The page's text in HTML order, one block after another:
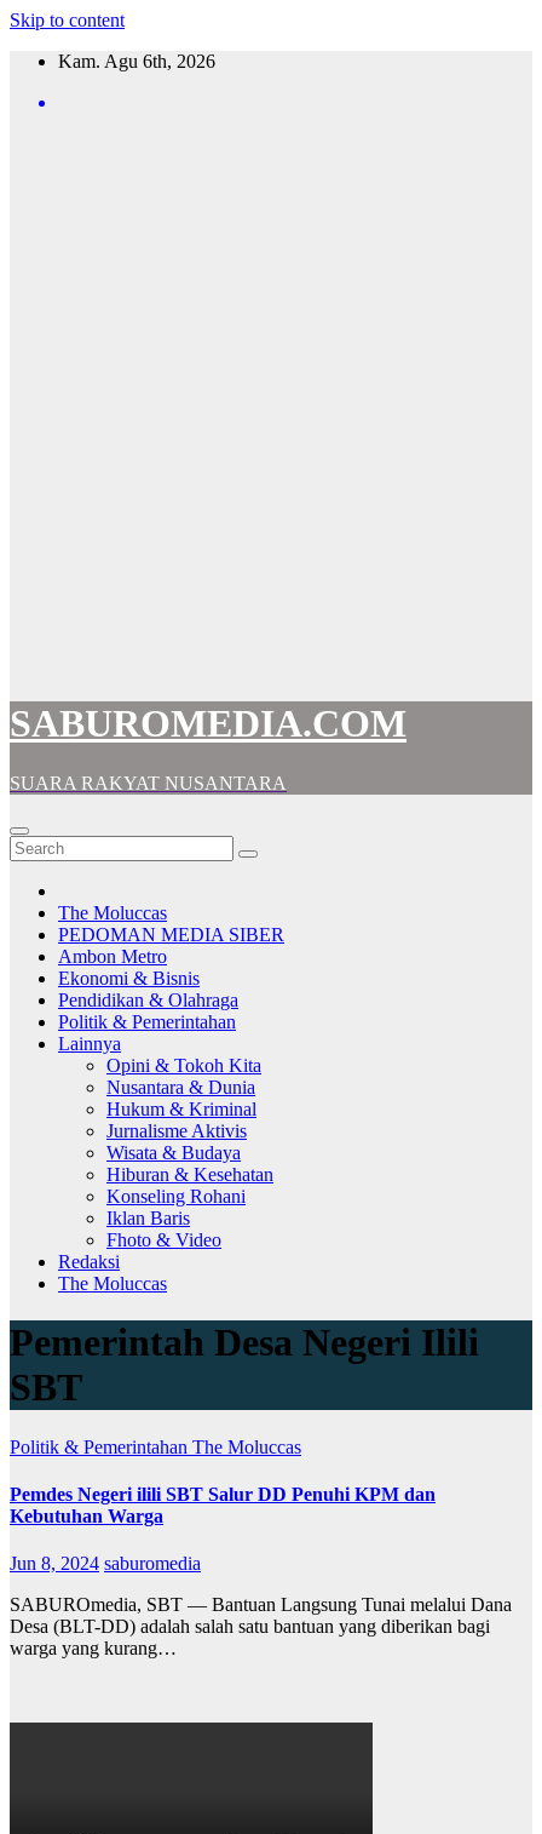
Skip to content
Kam. Agu 6th, 2026
SABUROMEDIA.COM
SUARA RAKYAT NUSANTARA
The Moluccas
PEDOMAN MEDIA SIBER
Ambon Metro
Ekonomi & Bisnis
Pendidikan & Olahraga
Politik & Pemerintahan
Lainnya
Opini & Tokoh Kita
Nusantara & Dunia
Hukum & Kriminal
Jurnalisme Aktivis
Wisata & Budaya
Hiburan & Kesehatan
Konseling Rohani
Iklan Baris
Fhoto & Video
Redaksi
The Moluccas
Pemerintah Desa Negeri Ilili
SBT
Politik & Pemerintahan The Moluccas
Pemdes Negeri ilili SBT Salur DD Penuhi KPM dan
Kebutuhan Warga
Jun 8, 2024 saburomedia
SABUROmedia, SBT — Bantuan Langsung Tunai melalui Dana
Desa (BLT-DD) adalah salah satu bantuan yang diberikan bagi
warga yang kurang…